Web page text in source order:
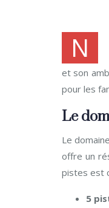
N
et son
pour les
Le
Le
offre un
pistes est
5